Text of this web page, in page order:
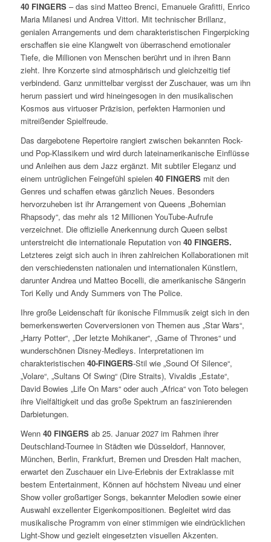
40 FINGERS– das sind Matteo Brenci, Emanuele Grafitti, Enrico
Maria Milanesi und Andrea Vittori. Mit technischer Brillanz,
genialen Arrangements und dem charakteristischen Fingerpicking
erschaffen sie eine Klangwelt von überraschend emotionaler
Tiefe, die Millionen von Menschen berührt und in ihren Bann
zieht. Ihre Konzerte sind atmosphärisch und gleichzeitig tief
verbindend. Ganz unmittelbar vergisst der Zuschauer, was um ihn
herum passiert und wird hineingesogen in den musikalischen
Kosmos aus virtuoser Präzision, perfekten Harmonien und
mitreißender Spielfreude.
Das dargebotene Repertoire rangiert zwischen bekannten Rock-
und Pop-Klassikern und wird durch lateinamerikanische Einflüsse
und Anleihen aus dem Jazz ergänzt. Mit subtiler Eleganz und
einem untrüglichen Feingefühl spielen 40 FINGERSmit den
Genres und schaffen etwas gänzlich Neues. Besonders
hervorzuheben ist ihr Arrangement von Queens „Bohemian
Rhapsody“, das mehr als 12 Millionen YouTube-Aufrufe
verzeichnet. Die offizielle Anerkennung durch Queen selbst
unterstreicht die internationale Reputation von 40 FINGERS.
Letzteres zeigt sich auch in ihren zahlreichen Kollaborationen mit
den verschiedensten nationalen und internationalen Künstlern,
darunter Andrea und Matteo Bocelli, die amerikanische Sängerin
Tori Kelly und Andy Summers von The Police.
Ihre große Leidenschaft für ikonische Filmmusik zeigt sich in den
bemerkenswerten Coverversionen von Themen aus „Star Wars“,
„Harry Potter“, „Der letzte Mohikaner“, „Game of Thrones“ und
wunderschönen Disney-Medleys. Interpretationen im
charakteristischen 40-FINGERS-Stil wie „Sound Of Silence“,
„Volare“, „Sultans Of Swing“ (Dire Straits), Vivaldis „Estate“,
David Bowies „Life On Mars“ oder auch „Africa“ von Toto belegen
ihre Vielfältigkeit und das große Spektrum an faszinierenden
Darbietungen.
Wenn40 FINGERSab 25. Januar 2027 im Rahmen ihrer
Deutschland-Tournee in Städten wie Düsseldorf, Hannover,
München, Berlin, Frankfurt, Bremen und Dresden Halt machen,
erwartet den Zuschauer ein Live-Erlebnis der Extraklasse mit
bestem Entertainment, Können auf höchstem Niveau und einer
Show voller großartiger Songs, bekannter Melodien sowie einer
Auswahl exzellenter Eigenkompositionen. Begleitet wird das
musikalische Programm von einer stimmigen wie eindrücklichen
Light-Show und gezielt eingesetzten visuellen Akzenten.